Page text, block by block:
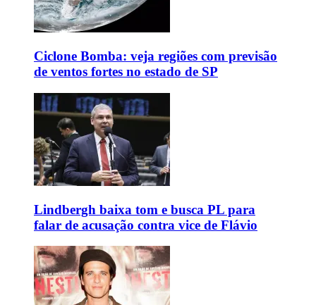
Ciclone Bomba: veja regiões com previsão
de ventos fortes no estado de SP
Lindbergh baixa tom e busca PL para
falar de acusação contra vice de Flávio